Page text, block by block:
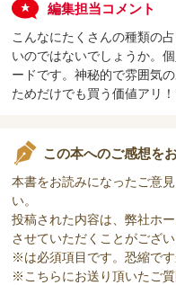
編集担当コメント
こんなにたくさんの種類の
いのではないでしょうか。
ードです。神秘的で雰囲気
ためだけでも買う価値アリ！
この本へのご感想を
本書をお読みになったご意
い。
投稿された内容は、弊社ホ
させていただくことがござい
※は必須項目です。恐縮です
※こちらにお送り頂いたご